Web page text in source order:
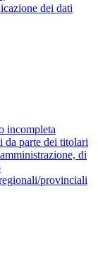
dei dati
incompleta
da parte dei titolari
di
provinciali